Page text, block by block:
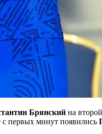
Брянский на
первых минут появились